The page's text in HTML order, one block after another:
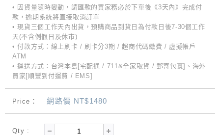
• 因貨量隨時變動，請匯款的買家務必於下單後《3天內》完成付
款，逾期系統將直接取消訂單
• 現貨三個工作天內出貨，預購商品到貨日為付款日後7-30個工作
天(不含例假日及休市)
• 付款方式：線上刷卡 / 刷卡分3期 / 超商代碼繳費 / 虛擬帳戶
ATM
• 運送方式：台灣本島[宅配通 / 711&全家取貨 / 郵寄包裹]、海外
買家[順豐到付運費 / EMS]
Price：網路價 NT$1480
Qty :